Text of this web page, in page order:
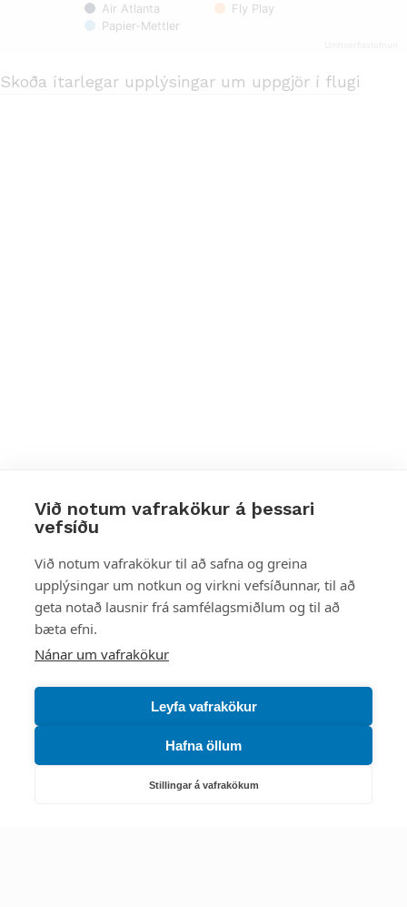
Við notum vafrakökur á þessari
vefsíðu
Við notum vafrakökur til að safna og greina
upplýsingar um notkun og virkni vefsíðunnar, til að
geta notað lausnir frá samfélagsmiðlum og til að
bæta efni.
Nánar um vafrakökur
Leyfa vafrakökur
Hafna öllum
Stillingar á vafrakökum
Air Atlanta
Fly Play
Papier-Mettler
Skoða ítarlegar upplýsingar um uppgjör í flugi
Styttu þér leið
Mest skoðað
Starfsstöðvar
Náttúruverndarstofnun
Veiðimál, friðlýst svæði, landvarsla og náttúruvernd